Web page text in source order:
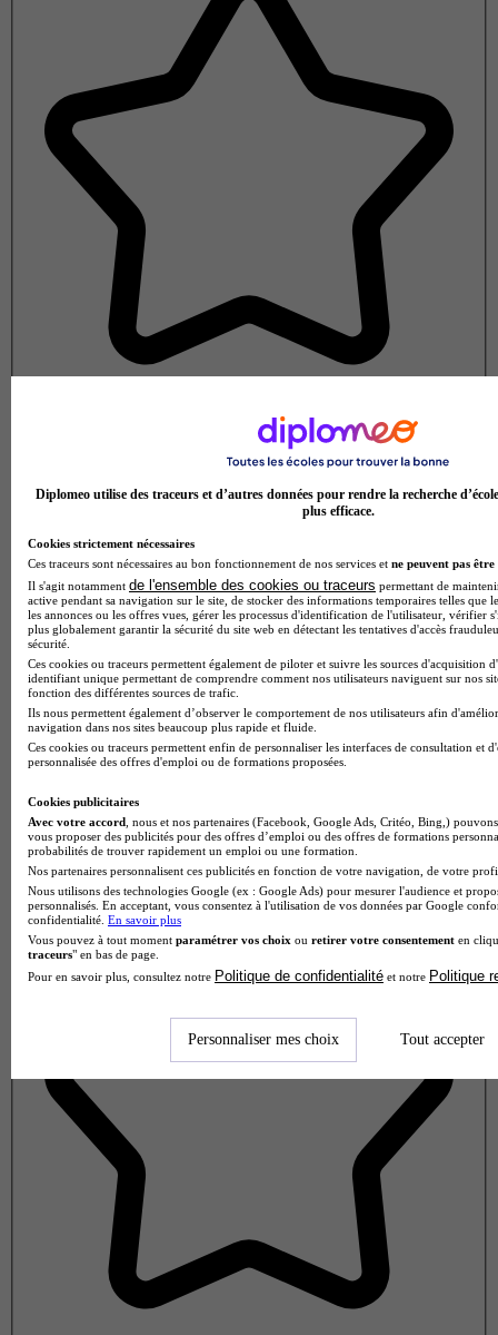
Note de 2 sur 5
Diplomeo utilise des traceurs et d’autres données pour rendre la recherche
plus efficace.
Cookies strictement nécessaires
Ces traceurs sont nécessaires au bon fonctionnement de nos services et ne peuvent pas être
Il s'agit notamment de l'ensemble des cookies ou traceurs permettant de
active pendant sa navigation sur le site, de stocker des informations temporaires telles que
les annonces ou les offres vues, gérer les processus d'identification de l'utilisateur, vérifier
plus globalement garantir la sécurité du site web en détectant les tentatives d'accès
sécurité.
Ces cookies ou traceurs permettent également de piloter et suivre les sources d'acquisition
identifiant unique permettant de comprendre comment nos utilisateurs naviguent sur nos
fonction des différentes sources de trafic.
Ils nous permettent également d’observer le comportement de nos utilisateurs afin
navigation dans nos sites beaucoup plus rapide et fluide.
Ces cookies ou traceurs permettent enfin de personnaliser les interfaces de consultation et
personnalisée des offres d'emploi ou de formations proposées.
Cookies publicitaires
Avec votre accord , nous et nos partenaires (Facebook, Google Ads, Critéo, Bing,)
vous proposer des publicités pour des offres d’emploi ou des offres de formations
probabilités de trouver rapidement un emploi ou une formation.
Nos partenaires personnalisent ces publicités en fonction de votre navigation, de votre
Nous utilisons des technologies Google (ex : Google Ads) pour mesurer l'audience et
personnalisés. En acceptant, vous consentez à l'utilisation de vos données par Google
confidentialité. En savoir plus
Vous pouvez à tout moment paramétrer vos choix ou retirer votre consentement en
traceurs" en bas de page.
Pour en savoir plus, consultez notre Politique de confidentialité et notre Politique
Personnaliser mes choix Tout accepter